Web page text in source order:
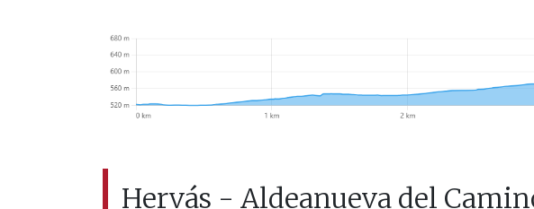
Hervás - Aldeanueva del